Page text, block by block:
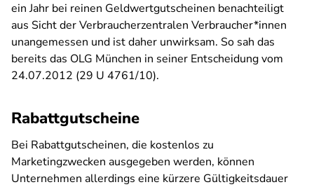
ein Jahr bei reinen Geldwertgutscheinen benachteiligt
aus Sicht der Verbraucherzentralen Verbraucher*innen
unangemessen und ist daher unwirksam. So sah das
bereits das OLG München in seiner Entscheidung vom
24.07.2012 (29 U 4761/10).
Rabattgutscheine
Bei Rabattgutscheinen, die kostenlos zu
Marketingzwecken ausgegeben werden, können
Unternehmen allerdings eine kürzere Gültigkeitsdauer